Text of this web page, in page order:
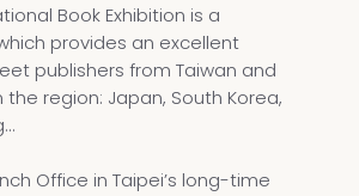
Book Exhibition is a
provides an excellent
publishers from Taiwan and
region: Japan, South Korea,
Office in Taipei’s long-time